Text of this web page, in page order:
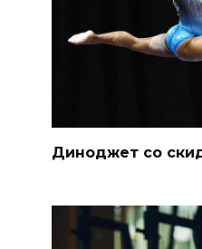
Диноджет со